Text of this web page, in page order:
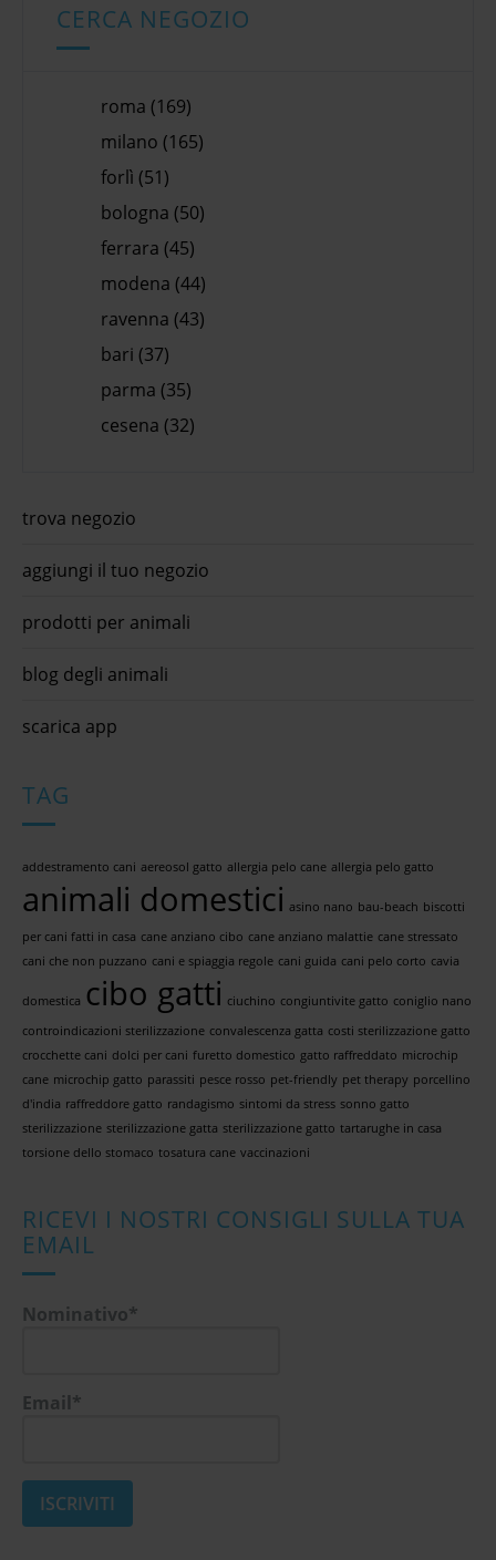
CERCA NEGOZIO
roma (169)
milano (165)
forlì (51)
bologna (50)
ferrara (45)
modena (44)
ravenna (43)
bari (37)
parma (35)
cesena (32)
trova negozio
aggiungi il tuo negozio
prodotti per animali
blog degli animali
scarica app
TAG
addestramento cani aereosol gatto allergia pelo cane allergia pelo gatto
animali domestici asino nano bau-beach biscotti
per cani fatti in casa cane anziano cibo cane anziano malattie cane stressato
cani che non puzzano cani e spiaggia regole cani guida cani pelo corto cavia
domestica cibo gatti ciuchino congiuntivite gatto coniglio nano
controindicazioni sterilizzazione convalescenza gatta costi sterilizzazione gatto
crocchette cani dolci per cani furetto domestico gatto raffreddato microchip
cane microchip gatto parassiti pesce rosso pet-friendly pet therapy porcellino
d'india raffreddore gatto randagismo sintomi da stress sonno gatto
sterilizzazione sterilizzazione gatta sterilizzazione gatto tartarughe in casa
torsione dello stomaco tosatura cane vaccinazioni
RICEVI I NOSTRI CONSIGLI SULLA TUA
EMAIL
Nominativo*
Email*